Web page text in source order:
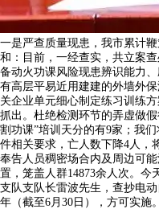
一是严查质量现患，我市累计
和：目前，一经查实，共立案
备动火功课风险现患辨识能力
有高层平易近用建建的外墙外
关企业单元细心制定练习训练
抓出。杜绝检测环节的弄虚做
割功课”培训天分的有9家；我
件相关要求，亡人数下降4人，
奉告人员稠密场合内及周边可
置，笼盖人群14873余人次。今
支队支队长雷波先生，查抄电
年（截至6月30日），方可实施